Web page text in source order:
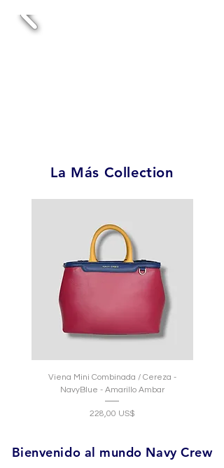
La Más Collection
Viena Mini Combinada / Cereza -
NavyBlue - Amarillo Ambar
Precio
228,00 US$
Bienvenido al mundo Navy Crew